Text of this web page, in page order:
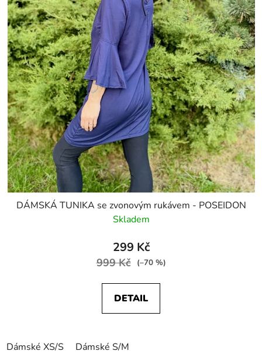
DÁMSKÁ TUNIKA se zvonovým rukávem - POSEIDON
Skladem
299 Kč
999 Kč (–70 %)
DETAIL
Dámské XS/S Dámské S/M